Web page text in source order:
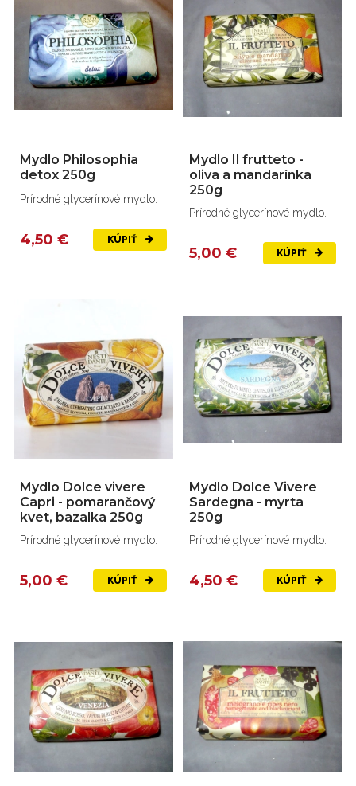
Mydlo Philosophia
detox 250g
Prírodné glycerínové mydlo.
4,50 € KÚPIŤ
Mydlo Il frutteto -
oliva a mandarínka
250g
Prírodné glycerínové mydlo.
5,00 € KÚPIŤ
Mydlo Dolce vivere
Capri - pomarančový
kvet, bazalka 250g
Prírodné glycerínové mydlo.
5,00 € KÚPIŤ
Mydlo Dolce Vivere
Sardegna - myrta
250g
Prírodné glycerínové mydlo.
4,50 € KÚPIŤ